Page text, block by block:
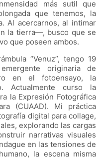
más sutil que
que tenemos, la
Al acercarnos, al intimar
la tierra—, busco que se
que poseen ambos.
“Venuz”, tengo 19
originaria de
en el fotoensayo, la
Actualmente curso la
la Expresión Fotográfica
(CUAAD). Mi práctica
digital para collage,
explorando las cargas
narrativas visuales
en las tensiones de
la escena misma